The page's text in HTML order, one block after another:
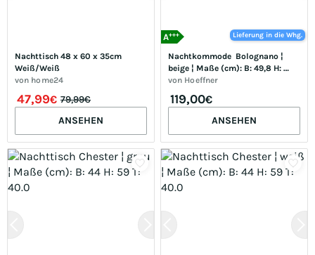
Nachttisch 48 x 60 x 35cm
Weiß/Weiß
von home24
47,99€ 79,99€
ANSEHEN
Lieferung in die Whg.
A+++
Nachtkommode  Bolognano ¦
beige ¦ Maße (cm): B: 49,8 H:
68,7 T: 41.5
von Hoeffner
119,00€
ANSEHEN